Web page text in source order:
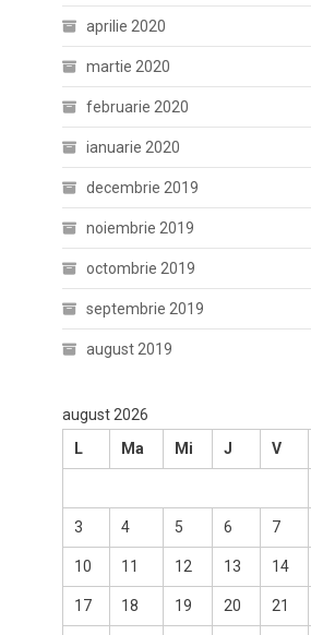
aprilie 2020
martie 2020
februarie 2020
ianuarie 2020
decembrie 2019
noiembrie 2019
octombrie 2019
septembrie 2019
august 2019
august 2026
L
Ma Mi J V
3 4 5 6 7
10 11 12 13 14
17 18 19 20 21